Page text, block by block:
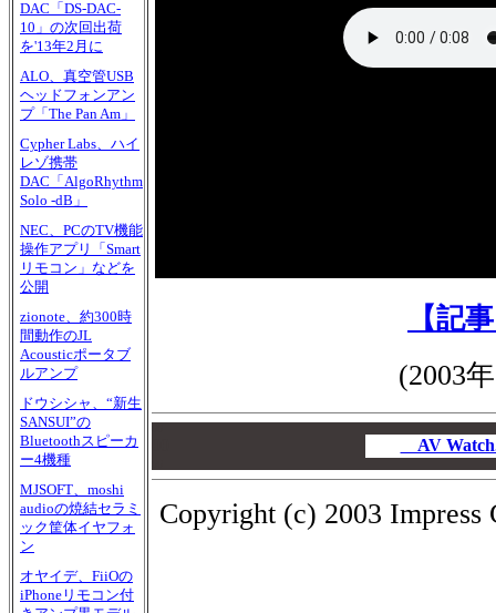
DAC「DS-DAC-
10」の次回出荷
を'13年2月に
ALO、真空管USB
ヘッドフォンアン
プ「The Pan Am」
Cypher Labs、ハイ
レゾ携帯
DAC「AlgoRhythm
Solo -dB」
NEC、PCのTV機能
操作アプリ「Smart
リモコン」などを
公開
zionote、約300時
間動作のJL
Acousticポータブ
ルアンプ
ドウシシャ、“新生
SANSUI”の
Bluetoothスピーカ
ー4機種
MJSOFT、moshi
audioの焼結セラミ
ック筐体イヤフォ
ン
オヤイデ、FiiOの
iPhoneリモコン付
【記
(2003
AV
Copyright (c) 2003